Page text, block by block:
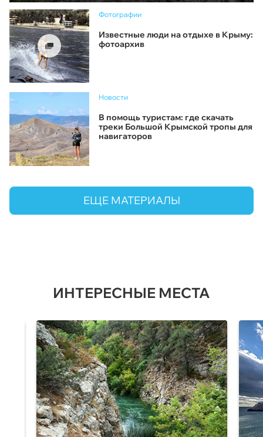
Фотографии
Известные люди на отдыхе в Крыму:
фотоархив
Новости
В помощь туристам: где скачать
треки Большой Крымской тропы для
навигаторов
ЕЩЕ МАТЕРИАЛЫ
ИНТЕРЕСНЫЕ МЕСТА